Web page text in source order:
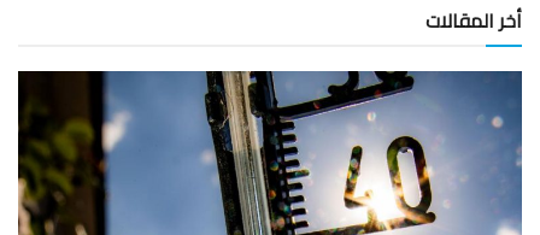
أخر المقالات